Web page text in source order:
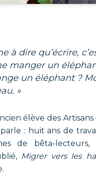
à dire qu’écrire,
manger un
un éléphant ?
»
élève des Artisans
: huit ans de
de bêta-
Migrer vers les